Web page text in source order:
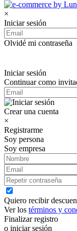
×
Iniciar sesión
Olvidé mi contraseña
Iniciar sesión
Continuar como
Crear una cuenta
×
Registrarme
Soy persona
Soy empresa
Quiero recibir
Ver los términos y
Finalizar registro
o iniciar sesión